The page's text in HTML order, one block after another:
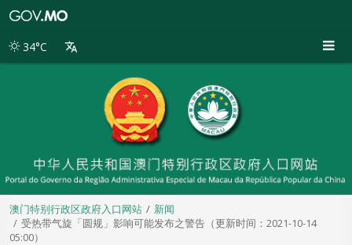
别
34°C
澳门特别行政区政府入口网站
新闻
受热带气旋「圆规」影响可能发布之警告（更新时间：2021-10-14
05:00）